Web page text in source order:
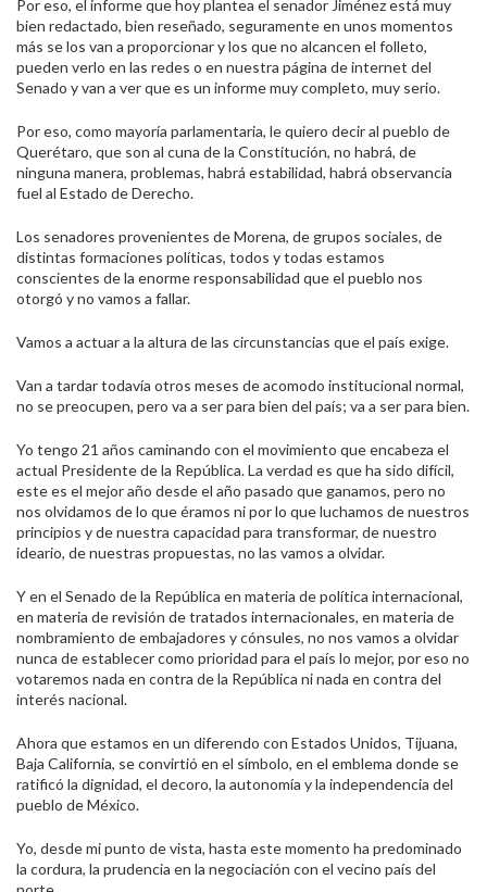
Por eso, el informe que hoy plantea el senador Jiménez está muy
bien redactado, bien reseñado, seguramente en unos momentos
más se los van a proporcionar y los que no alcancen el folleto,
pueden verlo en las redes o en nuestra página de internet del
Senado y van a ver que es un informe muy completo, muy serio.
Por eso, como mayoría parlamentaria, le quiero decir al pueblo de
Querétaro, que son al cuna de la Constitución, no habrá, de
ninguna manera, problemas, habrá estabilidad, habrá observancia
fuel al Estado de Derecho.
Los senadores provenientes de Morena, de grupos sociales, de
distintas formaciones políticas, todos y todas estamos
conscientes de la enorme responsabilidad que el pueblo nos
otorgó y no vamos a fallar.
Vamos a actuar a la altura de las circunstancias que el país exige.
Van a tardar todavía otros meses de acomodo institucional normal,
no se preocupen, pero va a ser para bien del país; va a ser para bien.
Yo tengo 21 años caminando con el movimiento que encabeza el
actual Presidente de la República. La verdad es que ha sido difícil,
este es el mejor año desde el año pasado que ganamos, pero no
nos olvidamos de lo que éramos ni por lo que luchamos de nuestros
principios y de nuestra capacidad para transformar, de nuestro
ideario, de nuestras propuestas, no las vamos a olvidar.
Y en el Senado de la República en materia de política internacional,
en materia de revisión de tratados internacionales, en materia de
nombramiento de embajadores y cónsules, no nos vamos a olvidar
nunca de establecer como prioridad para el país lo mejor, por eso no
votaremos nada en contra de la República ni nada en contra del
interés nacional.
Ahora que estamos en un diferendo con Estados Unidos, Tijuana,
Baja California, se convirtió en el símbolo, en el emblema donde se
ratificó la dignidad, el decoro, la autonomía y la independencia del
pueblo de México.
Yo, desde mi punto de vista, hasta este momento ha predominado
la cordura, la prudencia en la negociación con el vecino país del